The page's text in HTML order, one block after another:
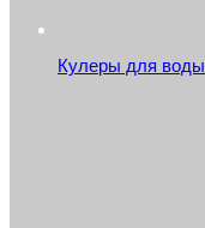
Кулеры для воды